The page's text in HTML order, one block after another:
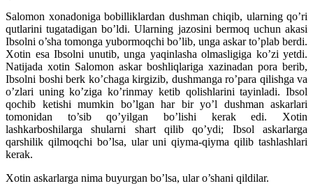
Salomon xonadoniga bobilliklardan dushman chiqib, ularning qo’ri
qutlarini tugatadigan bo’ldi. Ularning jazosini bermoq uchun akasi
Ibsolni o’sha tomonga yubormoqchi bo’lib, unga askar to’plab berdi.
Xotin esa Ibsolni unutib, unga yaqinlasha olmasligiga ko’zi yetdi.
Natijada xotin Salomon askar boshliqlariga xazinadan pora berib,
Ibsolni boshi berk ko’chaga kirgizib, dushmanga ro’para qilishga va
o’zlari uning ko’ziga ko’rinmay ketib qolishlarini tayinladi. Ibsol
qochib ketishi mumkin bo’lgan har bir yo’l dushman askarlari
tomonidan to’sib qo’yilgan bo’lishi kerak edi. Xotin
lashkarboshilarga shularni shart qilib qo’ydi; Ibsol askarlarga
qarshilik qilmoqchi bo’lsa, ular uni qiyma-qiyma qilib tashlashlari
kerak.
Xotin askarlarga nima buyurgan bo’lsa, ular o’shani qildilar.